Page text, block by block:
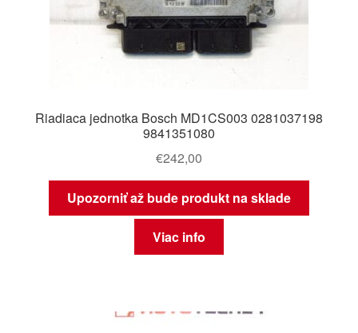
Riadiaca jednotka Bosch MD1CS003 0281037198
9841351080
€242,00
Upozorniť až bude produkt na sklade
Viac info